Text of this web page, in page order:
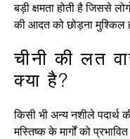
बड़ी क्षमता होती है जिससे
की आदत को छोड़ना मुश्किल
चीनी की लत
क्या है?
किसी भी अन्य नशीले पदार्थ
मस्तिष्क के मार्गों को